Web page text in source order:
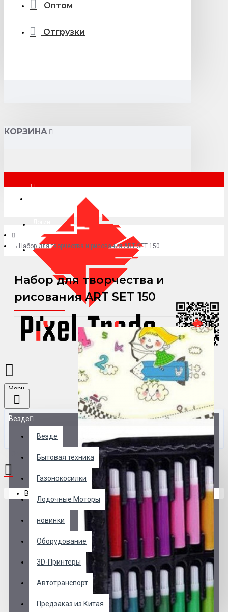
Оптом
Отгрузки
КОРЗИНА
+7 (495) 015-41-41
Menu
Везде
Везде
Бытовая техника
Газонокосилки
Лодочные Моторы
новинки
Оборудование
3D-Принтеры
Автотранспорт
Предзаказ из Китая
0 товар(ов) - 0 р.
В корзине пусто!
Набор для творчества и рисования ART SET 150
Набор для творчества и
рисования ART SET 150